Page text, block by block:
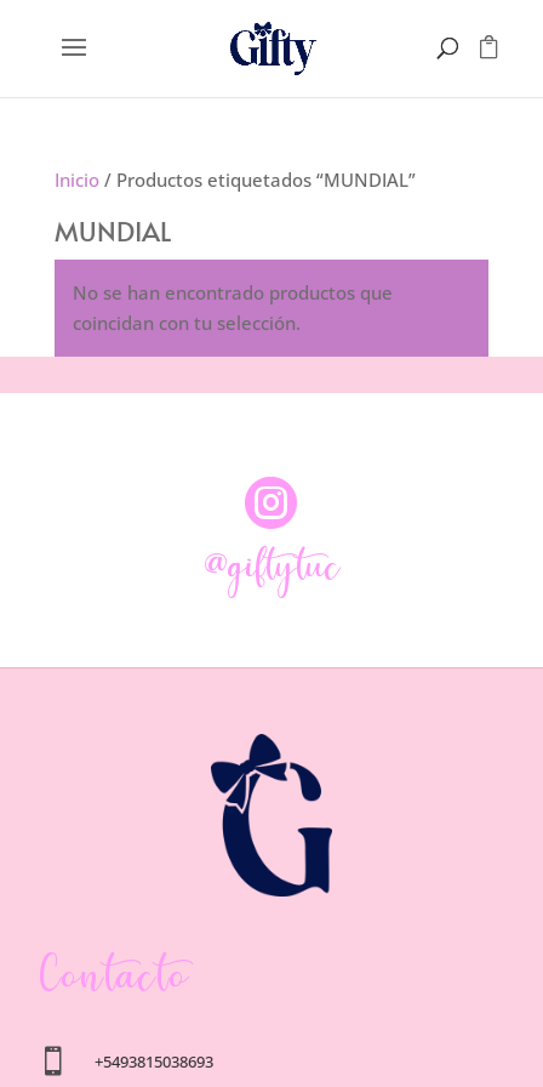
Inicio/ Productos etiquetados “MUNDIAL”
MUNDIAL
No se han encontrado productos que
coincidan con tu selección.

@giftytuc
Contacto
 +5493815038693